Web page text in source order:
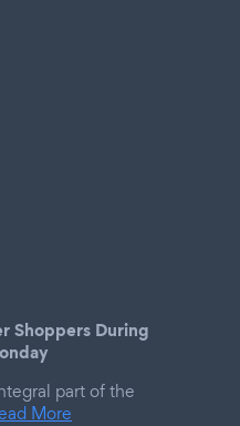
Shoppers During
part of the
More